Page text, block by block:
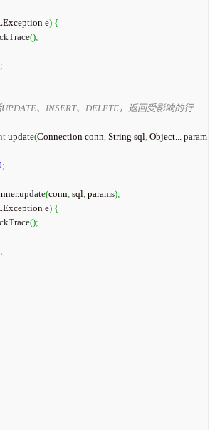
e) {
();
;
、INSERT、DELETE，返回受影响的行
update(Connection conn, String sql, Object... param
;
update(conn, sql, params);
e) {
();
;